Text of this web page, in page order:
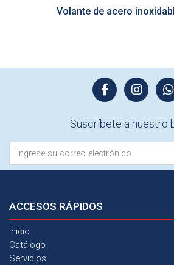
Suscríbete a nuestro
ACCESOS RÁPIDOS
Inicio
Catálogo
Servicios